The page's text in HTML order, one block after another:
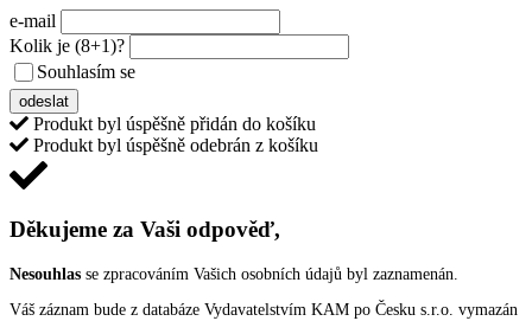
e-mail
Kolik je (8+1)?
Souhlasím se
odeslat
Produkt byl úspěšně přidán do košíku
Produkt byl úspěšně odebrán z košíku
Děkujeme za Vaši odpověď,
Nesouhlas se zpracováním Vašich osobních údajů byl zaznamenán.
Váš záznam bude z databáze Vydavatelstvím KAM po Česku s.r.o. vymazán